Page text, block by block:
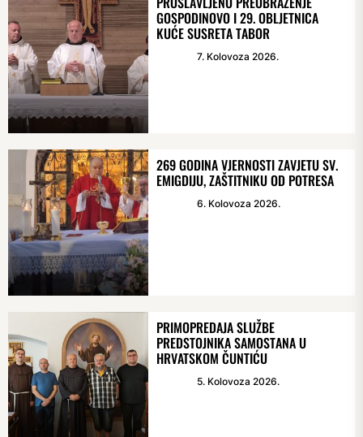
GOSPODINOVO I 29. OBLJETNICA
KUĆE SUSRETA TABOR
7. Kolovoza 2026.
269 GODINA VJERNOSTI ZAVJETU SV.
EMIGDIJU, ZAŠTITNIKU OD POTRESA
6. Kolovoza 2026.
PRIMOPREDAJA SLUŽBE
PREDSTOJNIKA SAMOSTANA U
HRVATSKOM ČUNTIĆU
5. Kolovoza 2026.